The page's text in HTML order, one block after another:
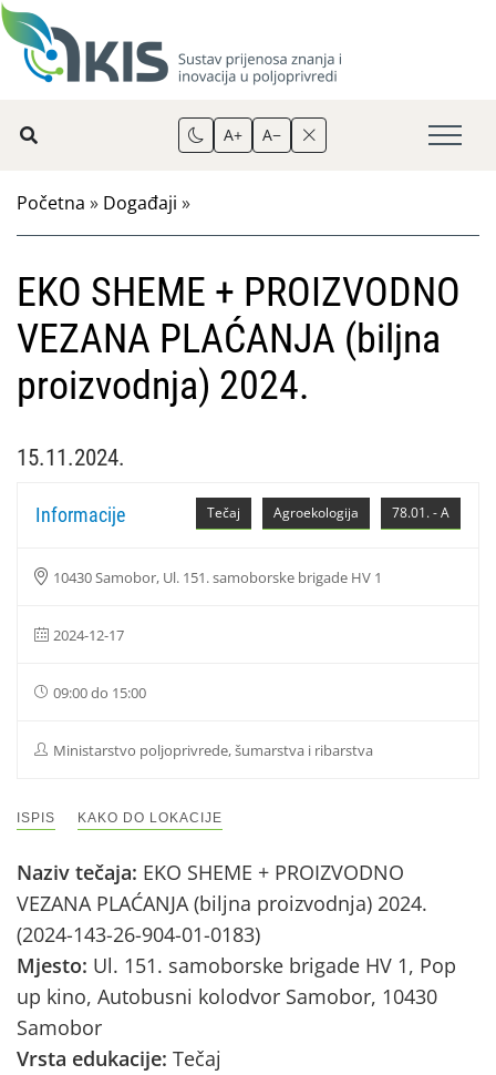
A+ A−
Početna » Događaji »
EKO SHEME + PROIZVODNO
VEZANA PLAĆANJA (biljna
proizvodnja) 2024.
15.11.2024.
78.01. - A
Agroekologija
Tečaj
Informacije
10430 Samobor, Ul. 151. samoborske brigade HV 1
2024-12-17
09:00 do 15:00
Ministarstvo poljoprivrede, šumarstva i ribarstva
ISPIS KAKO DO LOKACIJE
Naziv tečaja: EKO SHEME + PROIZVODNO
VEZANA PLAĆANJA (biljna proizvodnja) 2024.
(2024-143-26-904-01-0183)
Mjesto: Ul. 151. samoborske brigade HV 1, Pop
up kino, Autobusni kolodvor Samobor, 10430
Samobor
Vrsta edukacije: Tečaj